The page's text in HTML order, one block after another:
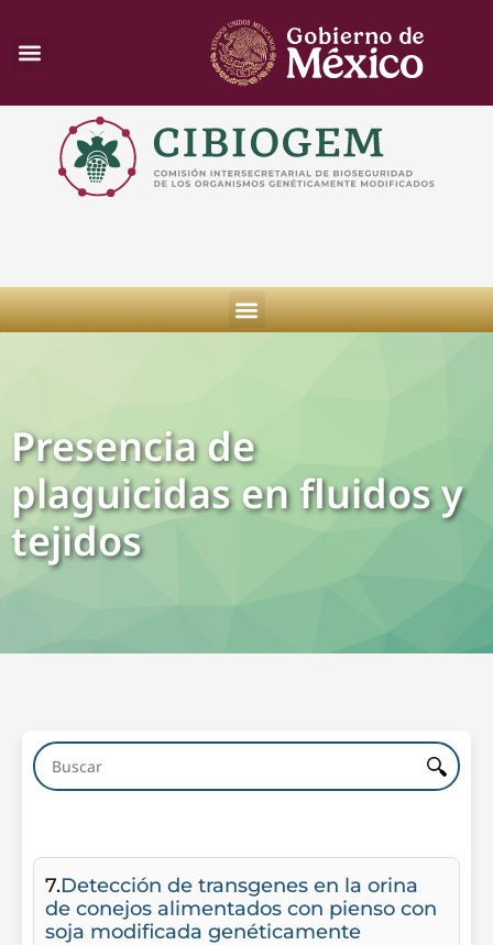
Presencia de
plaguicidas en fluidos y
tejidos
7.Detección de transgenes en la orina
de conejos alimentados con pienso con
soja modificada genéticamente